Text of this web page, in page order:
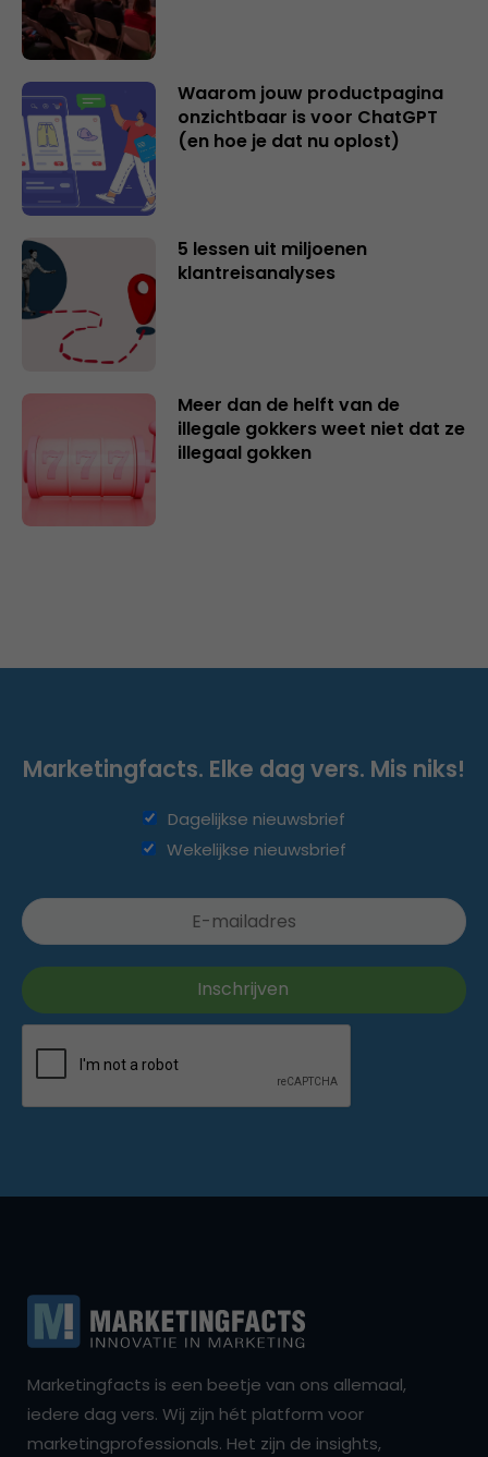
Waarom jouw productpagina
onzichtbaar is voor ChatGPT
(en hoe je dat nu oplost)
5 lessen uit miljoenen
klantreisanalyses
Meer dan de helft van de
illegale gokkers weet niet dat ze
illegaal gokken
Marketingfacts. Elke dag vers. Mis niks!
Dagelijkse nieuwsbrief
Wekelijkse nieuwsbrief
Marketingfacts is een beetje van ons allemaal,
iedere dag vers. Wij zijn hét platform voor
marketingprofessionals. Het zijn de insights,